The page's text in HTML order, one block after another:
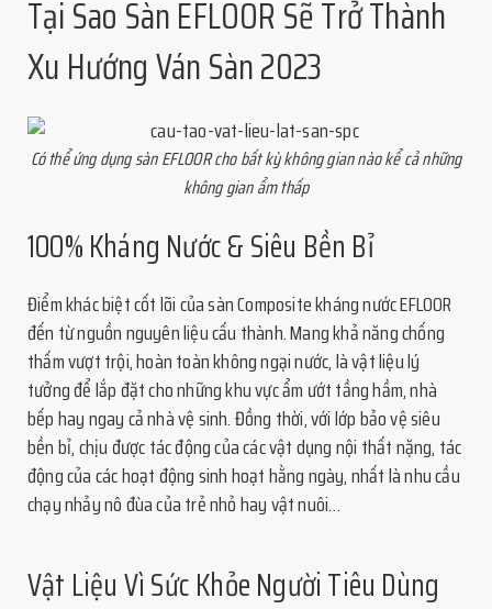
Tại Sao Sàn EFLOOR Sẽ Trở Thành
Xu Hướng Ván Sàn 2023
Có thể ứng dụng sàn EFLOOR cho bất kỳ không gian nào kể cả những
không gian ẩm thấp
100% Kháng Nước & Siêu Bền Bỉ
Điểm khác biệt cốt lõi của sàn Composite kháng nước EFLOOR
đến từ nguồn nguyên liệu cấu thành. Mang khả năng chống
thấm vượt trội, hoàn toàn không ngại nước, là vật liệu lý
tưởng để lắp đặt cho những khu vực ẩm ướt tầng hầm, nhà
bếp hay ngay cả nhà vệ sinh. Đồng thời, với lớp bảo vệ siêu
bền bỉ, chịu được tác động của các vật dụng nội thất nặng, tác
động của các hoạt động sinh hoạt hằng ngày, nhất là nhu cầu
chạy nhảy nô đùa của trẻ nhỏ hay vật nuôi…
Vật Liệu Vì Sức Khỏe Người Tiêu Dùng